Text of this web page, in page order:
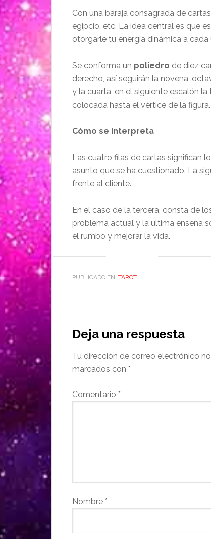
Con una baraja consagrada de
egipcio, etc. La idea central es que
otorgarle tu energía dinámica a cada
Se conforma un poliedro de diez
derecho, así seguirán la novena,
y la cuarta, en el siguiente escalón
colocada hasta el vértice de la figura.
Cómo se interpreta
Las cuatro filas de cartas significan
asunto que se ha cuestionado. La
frente al cliente.
En el caso de la tercera, consta de
problema actual y la última enseña
el rumbo y mejorar la vida.
PUBLICADO EN: TAROT
Deja una respuesta
Tu dirección de correo electrónico
marcados con *
Comentario *
Nombre *